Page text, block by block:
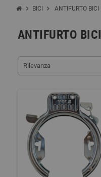
chevron_right BICI chevron_right ANTIFURTO BICI
ANTIFURTO BICI
Rilevanza